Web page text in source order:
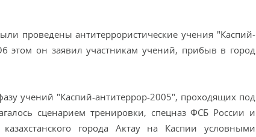
проведены антитеррористические учения "Каспий-
этом он заявил участникам учений, прибыв в город
учений "Каспий-антитеррор-2005", проходящих под
сценарием тренировки, спецназ ФСБ России и
города Актау на Каспии условными